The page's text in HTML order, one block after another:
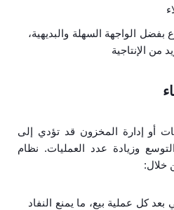
الواجهة السهلة والبديهية،
من الإنتاجية
أو إدارة المخزون قد تؤدي إلى
وزيادة عدد العمليات. نظام
خلال:
كل عملية بيع، ما يمنع النفاد